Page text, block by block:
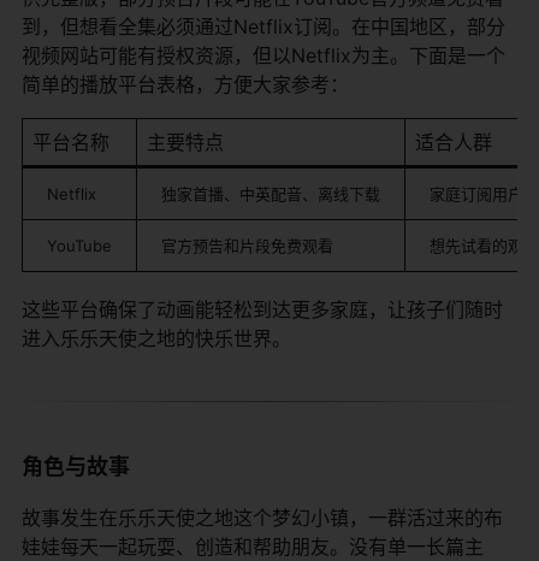
到，但想看全集必须通过Netflix订阅。在中国地区，部分
视频网站可能有授权资源，但以Netflix为主。下面是一个
简单的播放平台表格，方便大家参考：
平台名称 主要特点 适合人群
Netflix 独家首播、中英配音、离线下载 家庭订阅用户
YouTube 官方预告和片段免费观看 想先试看的观众
这些平台确保了动画能轻松到达更多家庭，让孩子们随时
进入乐乐天使之地的快乐世界。
角色与故事
故事发生在乐乐天使之地这个梦幻小镇，一群活过来的布
娃娃每天一起玩耍、创造和帮助朋友。没有单一长篇主